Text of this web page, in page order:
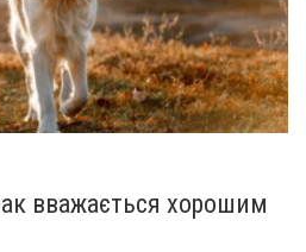
вважається хорошим